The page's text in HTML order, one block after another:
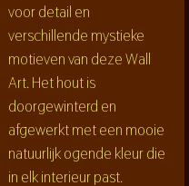
voor detail en
verschillende mystieke
motieven van deze Wall
Art. Het hout is
doorgewinterd en
afgewerkt met een mooie
natuurlijk ogende kleur die
in elk interieur past.